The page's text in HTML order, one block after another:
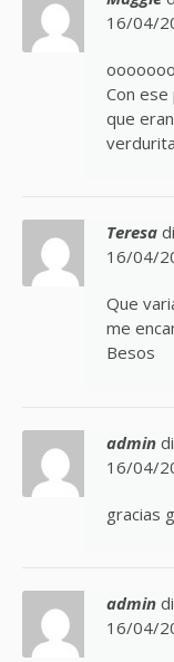
16/04/
Con
que
Teresa
16/04/
Que
me
Besos
admin
16/04/
gracias
admin
16/04/